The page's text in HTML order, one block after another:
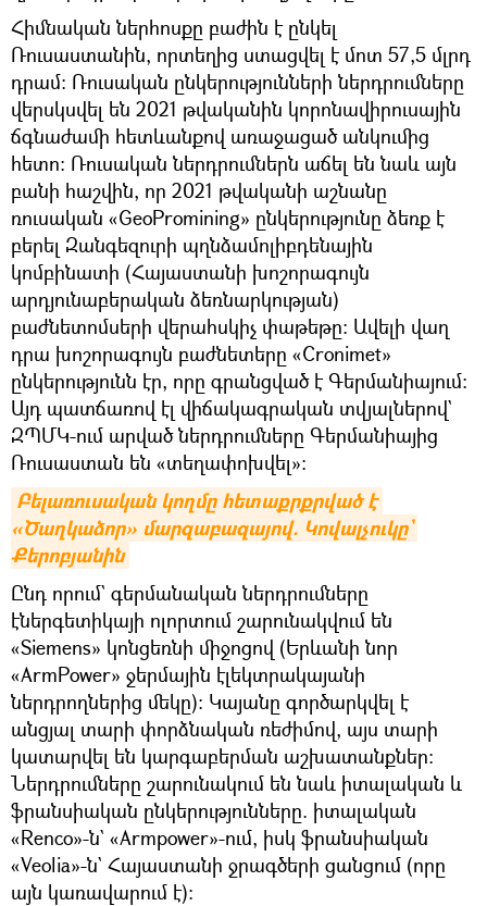
Հիմնական ներհոսքը բաժին է ընկել
Ռուսաստանին, որտեղից ստացվել է մոտ 57,5 մլրդ
դրամ։ Ռուսական ընկերությունների ներդրումները
վերսկսվել են 2021 թվականին կորոնավիրուսային
ճգնաժամի հետևանքով առաջացած անկումից
հետո: Ռուսական ներդրումներն աճել են նաև այն
բանի հաշվին, որ 2021 թվականի աշնանը
ռուսական «GeoPromining» ընկերությունը ձեռք է
բերել Զանգեզուրի պղնձամոլիբդենային
կոմբինատի (Հայաստանի խոշորագույն
արդյունաբերական ձեռնարկության)
բաժնետոմսերի վերահսկիչ փաթեթը: Ավելի վաղ
դրա խոշորագույն բաժնետերը «Cronimet»
ընկերությունն էր, որը գրանցված է Գերմանիայում։
Այդ պատճառով էլ վիճակագրական տվյալներով`
ԶՊՄԿ-ում արված ներդրումները Գերմանիայից
Ռուսաստան են «տեղափոխվել»։
Բելառուսական կողմը հետաքրքրված է
«Ծաղկաձոր» մարզաբազայով. Կովալչուկը`
Քերոբյանին
Ընդ որում` գերմանական ներդրումները
էներգետիկայի ոլորտում շարունակվում են
«Siemens» կոնցեռնի միջոցով (Երևանի նոր
«ArmPower» ջերմային էլեկտրակայանի
ներդրողներից մեկը): Կայանը գործարկվել է
անցյալ տարի փորձնական ռեժիմով, այս տարի
կատարվել են կարգաբերման աշխատանքներ:
Ներդրումները շարունակում են նաև իտալական և
ֆրանսիական ընկերությունները. իտալական
«Renco»-ն` «Armpower»-ում, իսկ ֆրանսիական
«Veolia»-ն` Հայաստանի ջրագծերի ցանցում (որը
այն կառավարում է):